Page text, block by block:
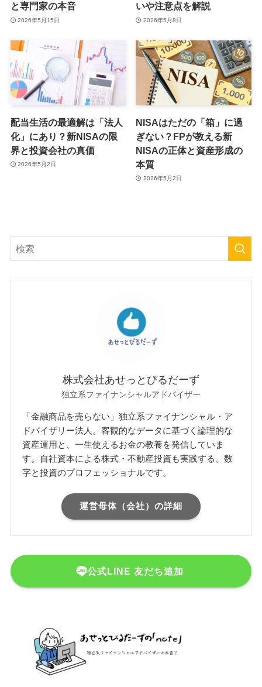
と専門家の本音
2026年5月15日
いや注意点を解説
2026年5月8日
配当生活の最適解は「法人
化」にあり？新NISAの限
界と投資会社の真価
2026年5月2日
NISAはただの「箱」に過
ぎない？FPが教える新
NISAの正体と資産形成の
本質
2026年5月2日
株式会社あせっとびるだーず
独立系ファイナンシャルアドバイザー
「金融商品を売らない」独立系ファイナンシャル・ア
ドバイザリー法人。客観的なデータに基づく論理的な
資産運用と、一生使えるお金の教養を発信していま
す。自社資本による株式・不動産投資も実践する、数
字と投資のプロフェッショナルです。
運営母体（会社）の詳細
公式LINE 友だち追加